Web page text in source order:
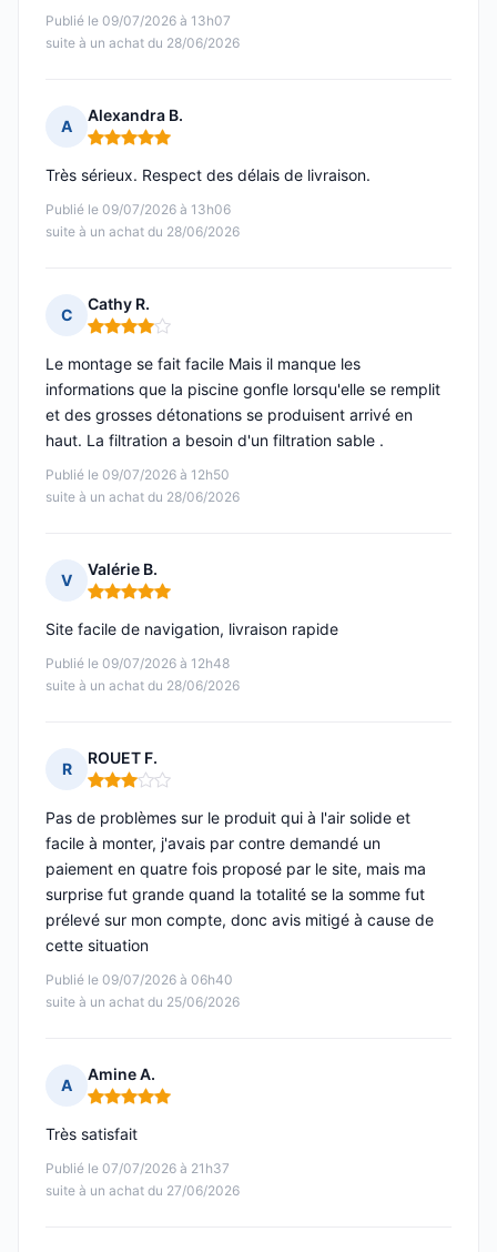
Publié le 09/07/2026 à 13h07
suite à un achat du 28/06/2026
A
Alexandra B.
Note : 5 sur 5
Publié le 09/07/2026 à 13h06
suite à un achat du 28/06/2026
Très sérieux. Respect des délais de livraison.
C
Cathy R.
Note : 4 sur 5
Publié le 09/07/2026 à 12h50
suite à un achat du 28/06/2026
Le montage se fait facile Mais il manque les
informations que la piscine gonfle lorsqu'elle se remplit
et des grosses détonations se produisent arrivé en
haut. La filtration a besoin d'un filtration sable .
V
Valérie B.
Note : 5 sur 5
Publié le 09/07/2026 à 12h48
suite à un achat du 28/06/2026
Site facile de navigation, livraison rapide
R
ROUET F.
Note : 3 sur 5
Publié le 09/07/2026 à 06h40
suite à un achat du 25/06/2026
Pas de problèmes sur le produit qui à l'air solide et
facile à monter, j'avais par contre demandé un
paiement en quatre fois proposé par le site, mais ma
surprise fut grande quand la totalité se la somme fut
prélevé sur mon compte, donc avis mitigé à cause de
cette situation
A
Amine A.
Note : 5 sur 5
Publié le 07/07/2026 à 21h37
suite à un achat du 27/06/2026
Très satisfait